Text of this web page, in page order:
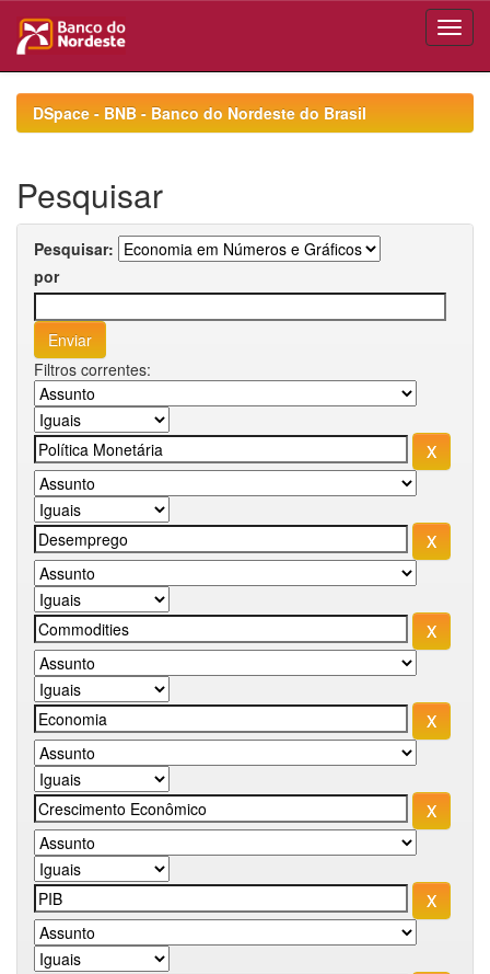
navigationDSpace - BNB - Banco do Nordeste do Brasil
Pesquisar
Pesquisar:
por
Filtros correntes: